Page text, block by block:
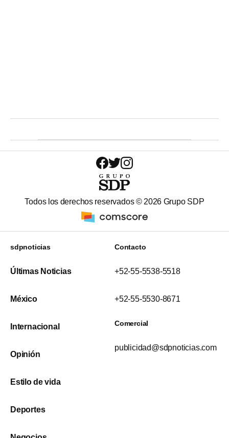
Todos los derechos reservados © 2026 Grupo SDP
sdpnoticias
Últimas Noticias
México
Internacional
Opinión
Estilo de vida
Deportes
Contacto
+52-55-5538-5518
+52-55-5530-8671
Comercial
publicidad@sdpnoticias.com